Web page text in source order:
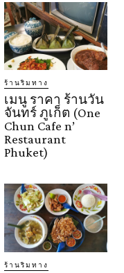
ร้านริมทาง
เมนู ราคา ร้านวัน
จันทร์ ภูเก็ต (One
Chun Cafe n’
Restaurant
Phuket)
ร้านริมทาง